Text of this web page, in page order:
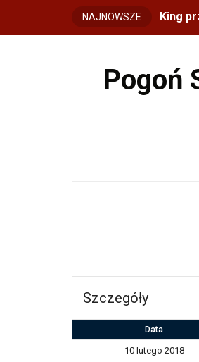
NAJNOWSZE King
Pogoń
Szczegóły
Data
10 lutego 2018